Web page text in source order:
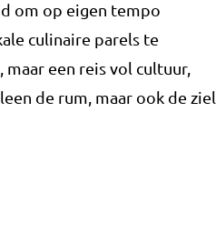
om op eigen tempo
culinaire parels te
een reis vol cultuur,
de rum, maar ook de ziel